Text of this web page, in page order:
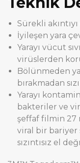
Sürekli
İyileşen yara
Yarayı vücut
virüslerden
Bölünmeden
bırakmadan
Yarayı
bakteriler ve
şeffaf filmin 27
viral bir bariyer
sızıntısız el